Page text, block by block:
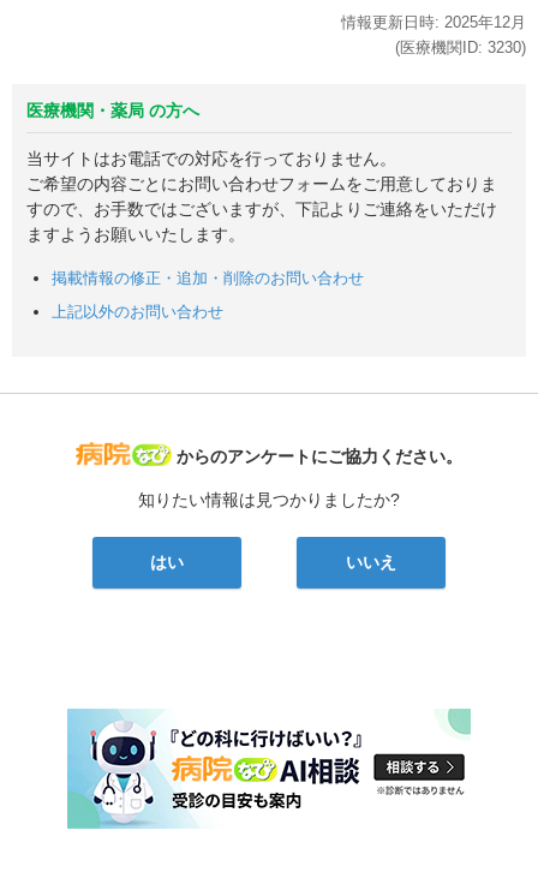
情報更新日時: 2025年12月
(医療機関ID: 3230)
医療機関・薬局 の方へ
当サイトはお電話での対応を行っておりません。
ご希望の内容ごとにお問い合わせフォームをご用意しておりま
すので、お手数ではございますが、下記よりご連絡をいただけ
ますようお願いいたします。
掲載情報の修正・追加・削除のお問い合わせ
上記以外のお問い合わせ
病院なび
からのアンケートにご協力ください。
知りたい情報は見つかりましたか?
はい いいえ